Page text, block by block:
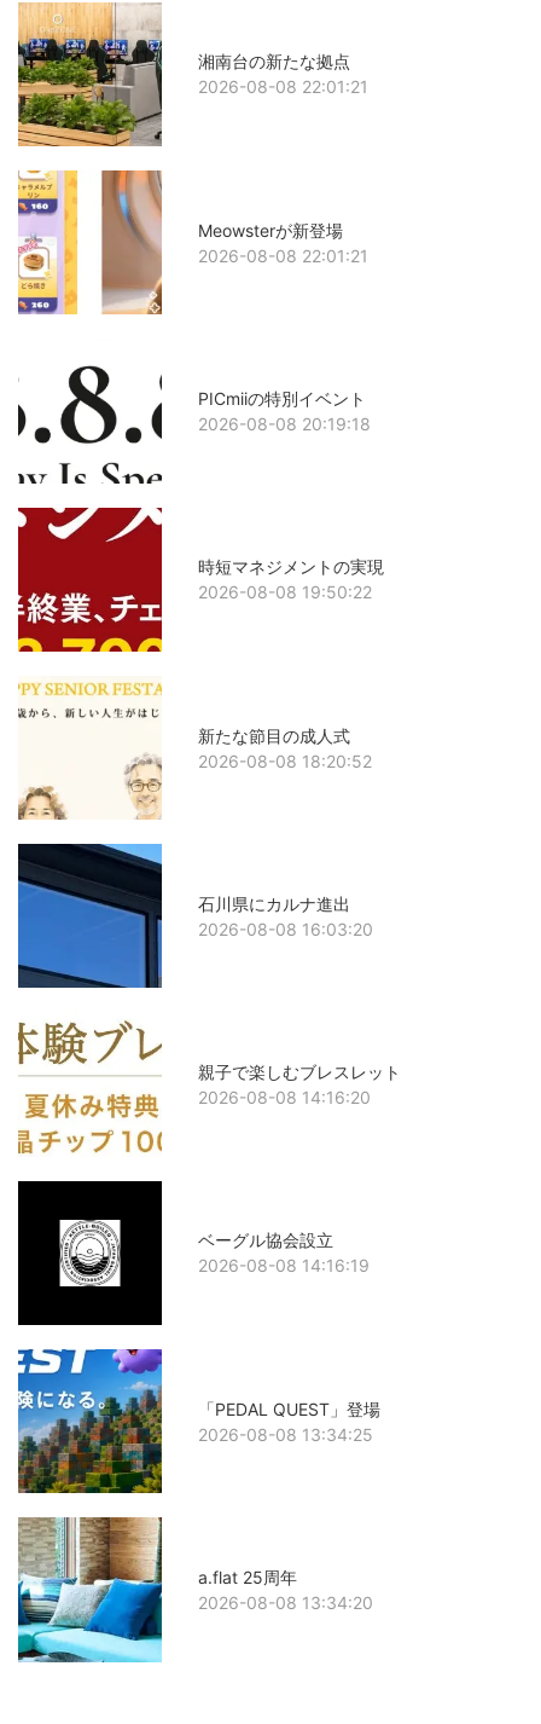
湘南台の新たな拠点
2026-08-08 22:01:21
Meowsterが新登場
2026-08-08 22:01:21
PICmiiの特別イベント
2026-08-08 20:19:18
時短マネジメントの実現
2026-08-08 19:50:22
新たな節目の成人式
2026-08-08 18:20:52
石川県にカルナ進出
2026-08-08 16:03:20
親子で楽しむブレスレット
2026-08-08 14:16:20
ベーグル協会設立
2026-08-08 14:16:19
「PEDAL QUEST」登場
2026-08-08 13:34:25
a.flat 25周年
2026-08-08 13:34:20